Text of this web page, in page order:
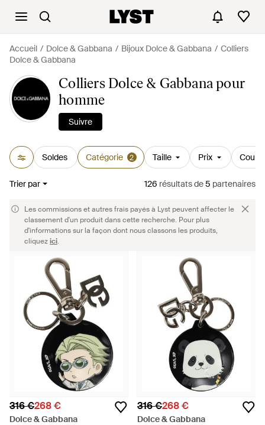
Accueil Dolce & Gabbana Bijoux Dolce & Gabbana
Colliers
Dolce & Gabbana
Colliers Dolce & Gabbana pour
homme
Suivre
Soldes Catégorie 2 Taille Prix
Trier par 126 résultatsde5 partenaires
Les commissions et autres frais payés à Lyst peuvent affecter le
classement d'un produit dans cette recherche. Pour plus
d'informations sur la façon dont nous classons les produits,
cliquezici.
316 €268 €
Dolce & Gabbana
316 €268 €
Dolce & Gabbana